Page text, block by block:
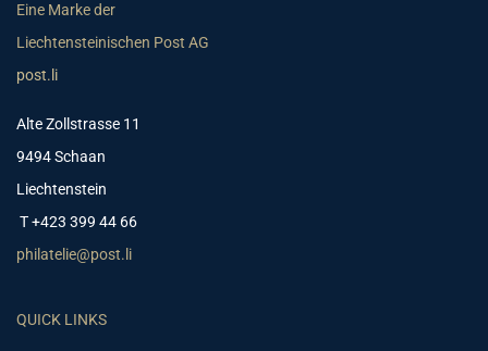
Eine Marke der
Liechtensteinischen Post AG
post.li
Alte Zollstrasse 11
9494 Schaan
Liechtenstein
T +423 399 44 66
philatelie@post.li
QUICK LINKS